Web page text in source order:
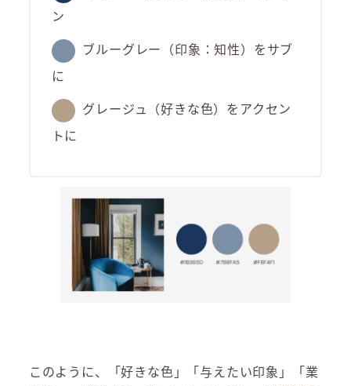
ン
ブルーグレー（印象：知性）をサブ
に
グレージュ（好きな色）をアクセン
トに
このように、「好きな色」「与えたい印象」「業